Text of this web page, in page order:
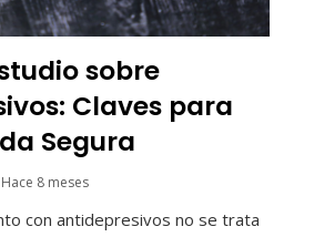
sobre
Claves para
Segura
Hace 8 meses
con antidepresivos no se trata